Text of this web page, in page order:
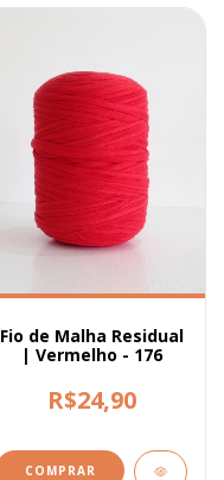
Fio de Malha Residual
| Vermelho - 176
R$24,90